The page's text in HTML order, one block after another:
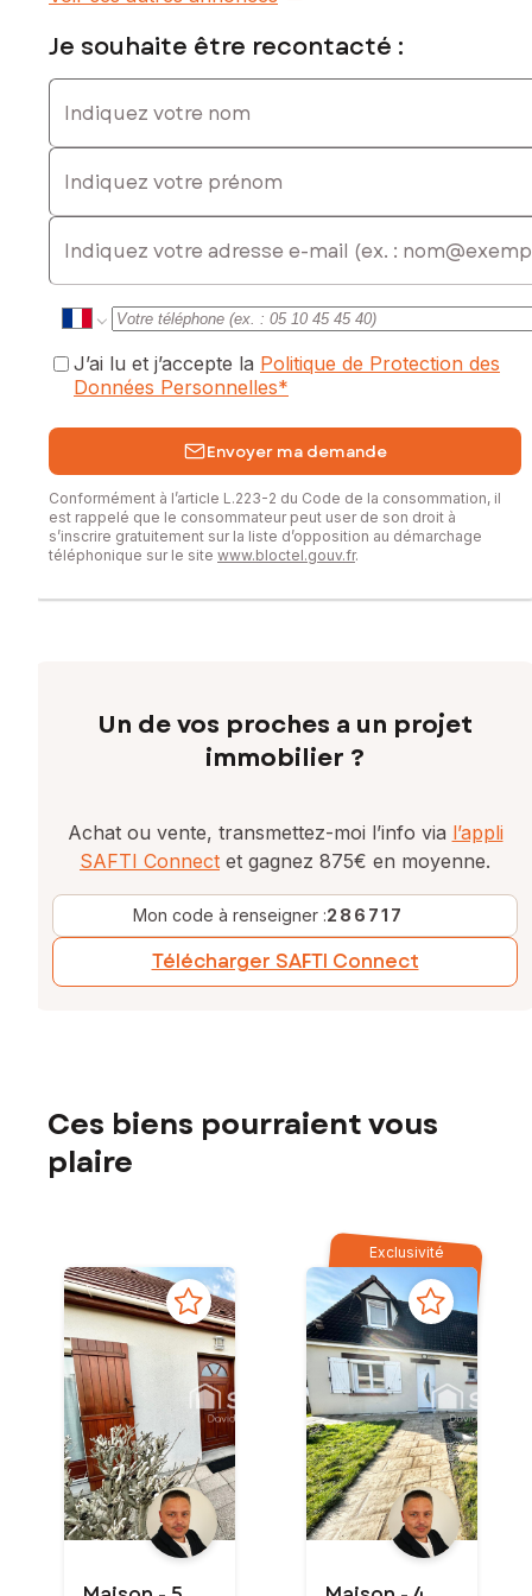
fonctionnalité.
exposé sont disponibles sur le site Géorisques :
www.georisques.gouv.fr
Prix de vente : 279 000 €
Honoraires charge vendeur
0750430386, E-mail : aurelie.taillard@safti.fr - EI - Agent
989998844
Je souhaite être recontacté :
Indiquez votre nom
Indiquez votre prénom
E-mail
J’ai lu et j’accepte la Politique de Protection des
Données Personnelles*
Envoyer ma demande
Conformément à l’article L.223-2 du Code de la consommation, il
est rappelé que le consommateur peut user de son droit à
s’inscrire gratuitement sur la liste d’opposition au démarchage
téléphonique sur le site www.bloctel.gouv.fr.
Un de vos proches a un projet
immobilier ?
Achat ou vente, transmettez-moi l’info via l’appli
SAFTI Connect et gagnez 875€ en moyenne.
Mon code à renseigner :286717
Télécharger SAFTI Connect
Ces biens pourraient vous
plaire
Exclusivité